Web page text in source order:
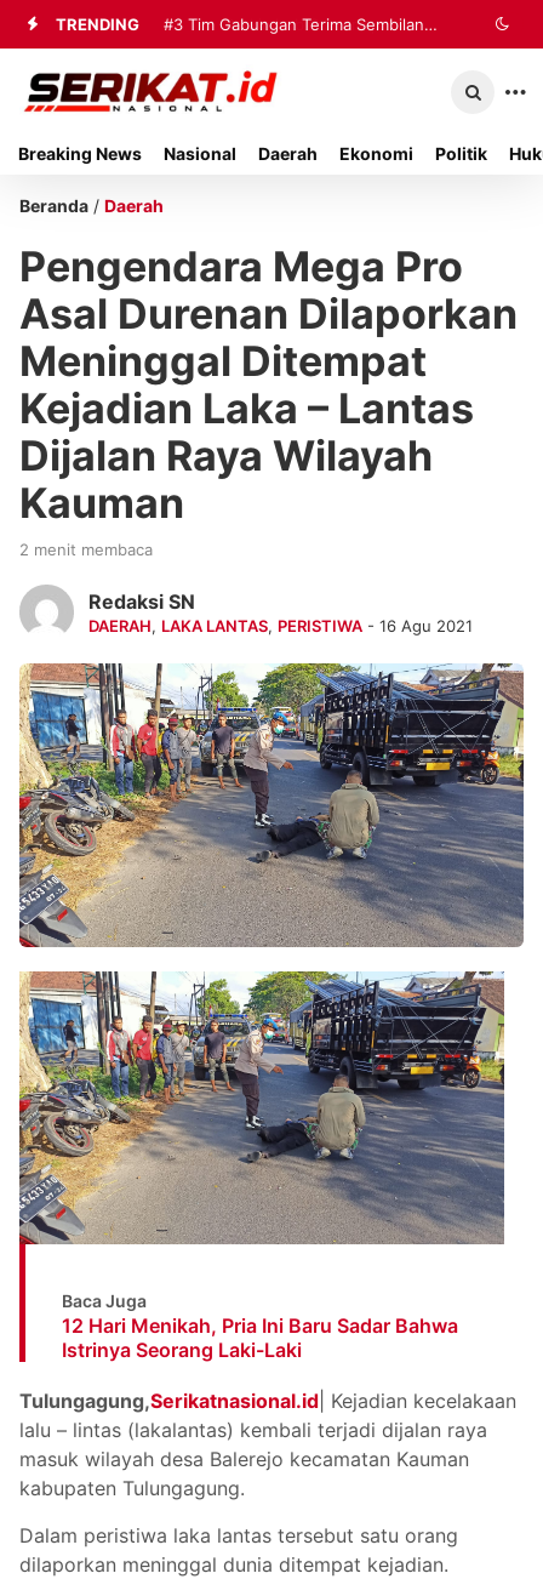
TRENDING #3 Tim Gabungan Terima Sembilan
Korban Evakuasi KM Mutiara Sentosa
Breaking News Nasional Daerah Ekonomi Politik
Beranda / Daerah
Pengendara Mega Pro
Asal Durenan Dilaporkan
Meninggal Ditempat
Kejadian Laka – Lantas
Dijalan Raya Wilayah
Kauman
2 menit membaca
Redaksi SN
DAERAH, LAKA LANTAS, PERISTIWA - 16 Agu 2021
Baca Juga
12 Hari Menikah, Pria Ini Baru Sadar Bahwa
Istrinya Seorang Laki-Laki
Tulungagung,Serikatnasional.id | Kejadian kecelakaan
lalu – lintas (lakalantas) kembali terjadi dijalan raya
masuk wilayah desa Balerejo kecamatan Kauman
kabupaten Tulungagung.
Dalam peristiwa laka lantas tersebut satu orang
dilaporkan meninggal dunia ditempat kejadian.